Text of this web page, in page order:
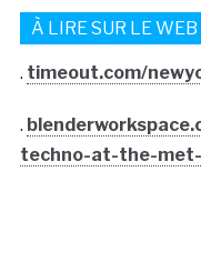
À LIRE SUR LE WEB
. timeout.com/
.
techno-at-the-